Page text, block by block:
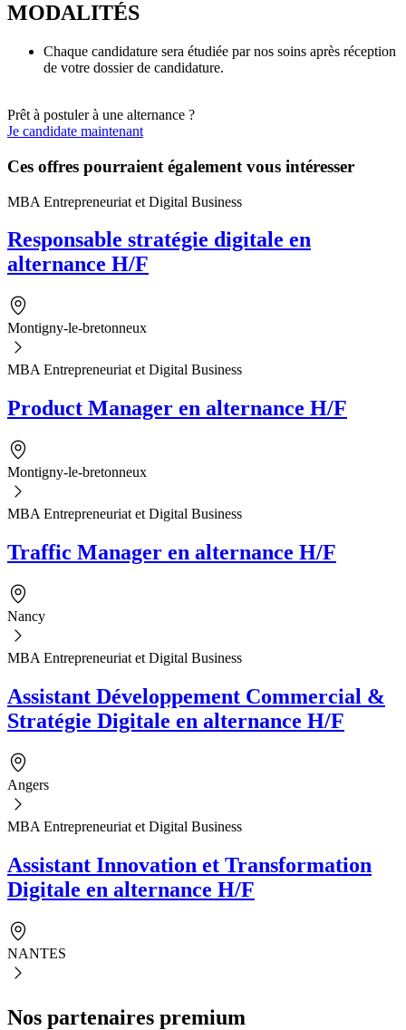
MODALITÉS
Chaque candidature sera étudiée par nos soins après réception
de votre dossier de candidature.
Prêt à postuler à une alternance ?
Je candidate maintenant
Ces offres pourraient également vous intéresser
MBA Entrepreneuriat et Digital Business
Responsable stratégie digitale en
alternance H/F
Montigny-le-bretonneux
MBA Entrepreneuriat et Digital Business
Product Manager en alternance H/F
Montigny-le-bretonneux
MBA Entrepreneuriat et Digital Business
Traffic Manager en alternance H/F
Nancy
MBA Entrepreneuriat et Digital Business
Assistant Développement Commercial &
Stratégie Digitale en alternance H/F
Angers
MBA Entrepreneuriat et Digital Business
Assistant Innovation et Transformation
Digitale en alternance H/F
NANTES
Nos partenaires premium